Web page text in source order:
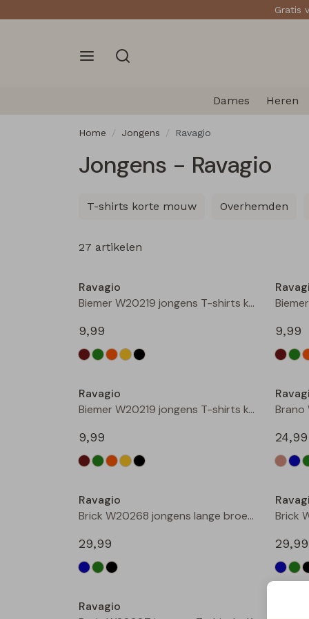
Gratis
Dames Heren
Home Jongens Ravagio
Jongens - Ravagio
Overhemden
T-shirts korte mouw
27 artikelen
Ravagio
Biemer W20219 jongens T-shirts korte mouw Beige
9,99
9,99
Ravagio
Biemer W20219 jongens T-shirts korte mouw Zwart
9,99
24,99
Ravagio
Brick W20268 jongens lange broek Marine
29,99
29,99
Ravagio